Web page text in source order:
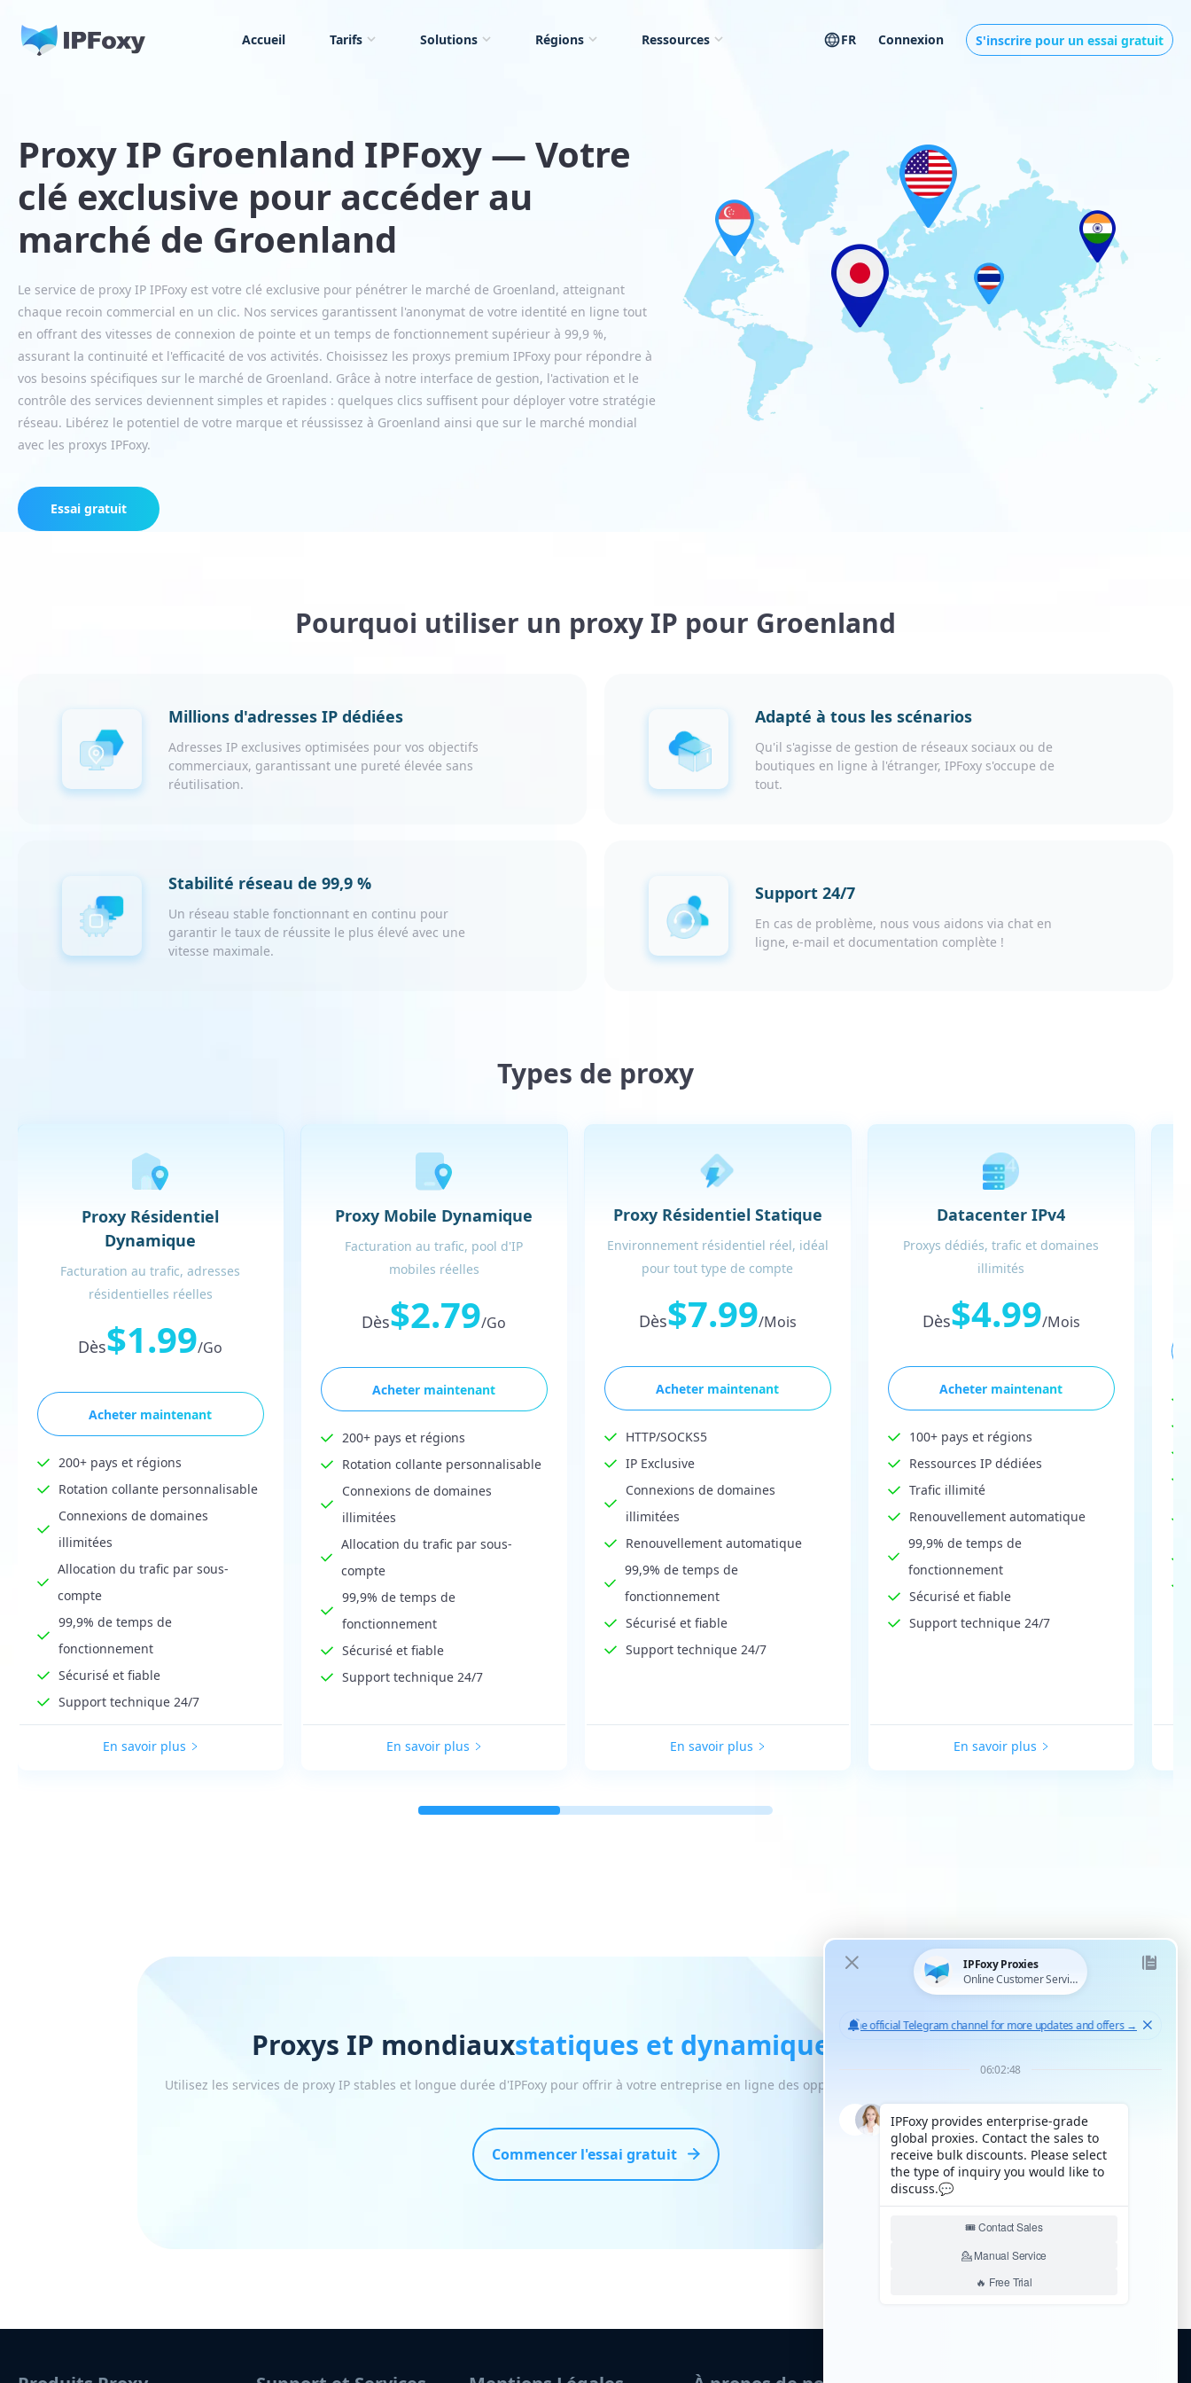
Accueil Tarifs Solutions Régions Ressources FR Connexion S'inscrire pour un essai gratuit
Proxy IP Groenland IPFoxy — Votre
clé exclusive pour accéder au
marché de Groenland
Le service de proxy IP IPFoxy est votre clé exclusive pour pénétrer le marché de Groenland, atteignant
chaque recoin commercial en un clic. Nos services garantissent l'anonymat de votre identité en ligne tout
en offrant des vitesses de connexion de pointe et un temps de fonctionnement supérieur à 99,9 %,
assurant la continuité et l'efficacité de vos activités. Choisissez les proxys premium IPFoxy pour répondre à
vos besoins spécifiques sur le marché de Groenland. Grâce à notre interface de gestion, l'activation et le
contrôle des services deviennent simples et rapides : quelques clics suffisent pour déployer votre stratégie
réseau. Libérez le potentiel de votre marque et réussissez à Groenland ainsi que sur le marché mondial
avec les proxys IPFoxy.
Essai gratuit
Pourquoi utiliser un proxy IP pour Groenland
Millions d'adresses IP dédiées
Adresses IP exclusives optimisées pour vos objectifs
commerciaux, garantissant une pureté élevée sans
réutilisation.
Adapté à tous les scénarios
Qu'il s'agisse de gestion de réseaux sociaux ou de
boutiques en ligne à l'étranger, IPFoxy s'occupe de
tout.
Stabilité réseau de 99,9 %
Un réseau stable fonctionnant en continu pour
garantir le taux de réussite le plus élevé avec une
vitesse maximale.
Support 24/7
En cas de problème, nous vous aidons via chat en
ligne, e-mail et documentation complète !
Types de proxy
Proxy Résidentiel
Dynamique
Facturation au trafic, adresses
résidentielles réelles
Dès$1.99/Go
Acheter maintenant
200+ pays et régions
Rotation collante personnalisable
Connexions de domaines
illimitées
Allocation du trafic par sous-
compte
99,9% de temps de
fonctionnement
Sécurisé et fiable
Support technique 24/7
En savoir plus
Proxy Mobile Dynamique
Facturation au trafic, pool d'IP
mobiles réelles
Dès$2.79/Go
Acheter maintenant
200+ pays et régions
Rotation collante personnalisable
Connexions de domaines
illimitées
Allocation du trafic par sous-
compte
99,9% de temps de
fonctionnement
Sécurisé et fiable
Support technique 24/7
En savoir plus
Proxy Résidentiel Statique
Environnement résidentiel réel, idéal
pour tout type de compte
Dès$7.99/Mois
Acheter maintenant
HTTP/SOCKS5
IP Exclusive
Connexions de domaines
illimitées
Renouvellement automatique
99,9% de temps de
fonctionnement
Sécurisé et fiable
Support technique 24/7
En savoir plus
Datacenter IPv4
Proxys dédiés, trafic et domaines
illimités
Dès$4.99/Mois
Acheter maintenant
100+ pays et régions
Ressources IP dédiées
Trafic illimité
Renouvellement automatique
99,9% de temps de
fonctionnement
Sécurisé et fiable
Support technique 24/7
En savoir plus
Proxys IP mondiauxstatiques et dynamiques fiables
Utilisez les services de proxy IP stables et longue durée d'IPFoxy pour offrir à votre entreprise en ligne des opportunités de croissance illimitées.
Commencer l'essai gratuit